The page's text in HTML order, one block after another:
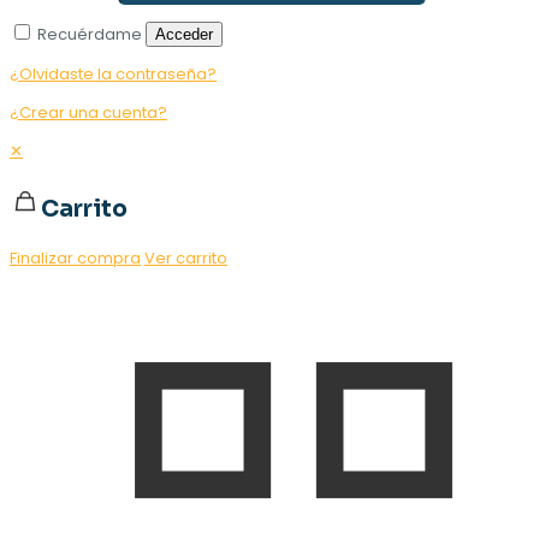
Recuérdame
Acceder
¿Olvidaste la contraseña?
¿Crear una cuenta?
✕
Carrito
Finalizar compra Ver carrito